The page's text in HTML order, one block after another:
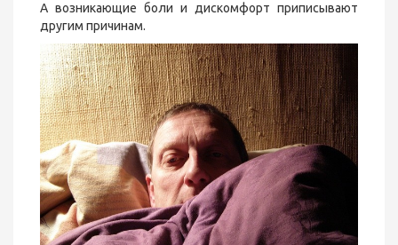
А возникающие боли и дискомфорт приписывают
другим причинам.